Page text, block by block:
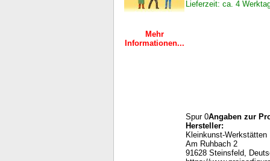
Mehr
Informationen...
Lieferzeit: ca. 4
Spur 0Angaben zur
Hersteller:
Kleinkunst-
Am Ruhbach 2
91628 Steinsfeld,